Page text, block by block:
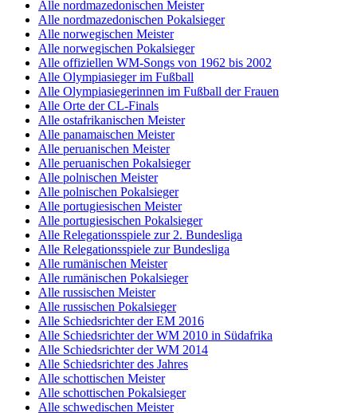
Alle nordmazedonischen Meister
Alle nordmazedonischen Pokalsieger
Alle norwegischen Meister
Alle norwegischen Pokalsieger
Alle offiziellen WM-Songs von 1962 bis 2002
Alle Olympiasieger im Fußball
Alle Olympiasiegerinnen im Fußball der Frauen
Alle Orte der CL-Finals
Alle ostafrikanischen Meister
Alle panamaischen Meister
Alle peruanischen Meister
Alle peruanischen Pokalsieger
Alle polnischen Meister
Alle polnischen Pokalsieger
Alle portugiesischen Meister
Alle portugiesischen Pokalsieger
Alle Relegationsspiele zur 2. Bundesliga
Alle Relegationsspiele zur Bundesliga
Alle rumänischen Meister
Alle rumänischen Pokalsieger
Alle russischen Meister
Alle russischen Pokalsieger
Alle Schiedsrichter der EM 2016
Alle Schiedsrichter der WM 2010 in Südafrika
Alle Schiedsrichter der WM 2014
Alle Schiedsrichter des Jahres
Alle schottischen Meister
Alle schottischen Pokalsieger
Alle schwedischen Meister